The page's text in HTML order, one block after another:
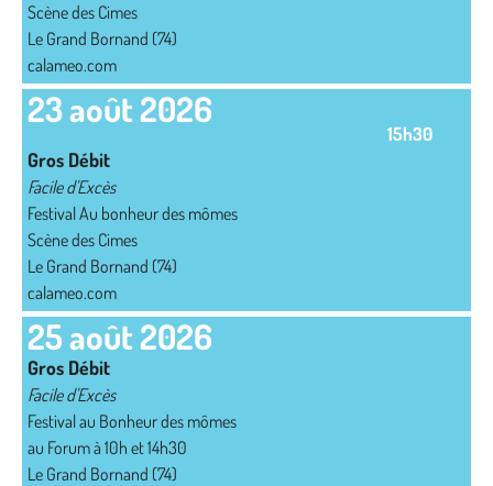
Scène des Cimes
Le Grand Bornand (74)
calameo.com
23 août 2026
15h30
Gros Débit
Facile d'Excès
Festival Au bonheur des mômes
Scène des Cimes
Le Grand Bornand (74)
calameo.com
25 août 2026
Gros Débit
Facile d'Excès
Festival au Bonheur des mômes
au Forum à 10h et 14h30
Le Grand Bornand (74)